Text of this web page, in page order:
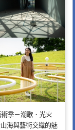
季－潮歌．光火
海與藝術交織的魅